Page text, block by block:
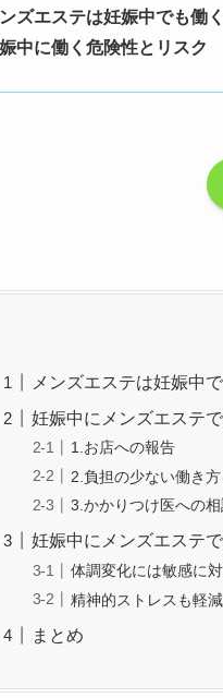
ズエステは妊娠中でも働
中に働く危険性とリスク
メンズエステは妊娠中
妊娠中にメンズエステ
1.お店への報告
2.負担の少ない働き
3.かかりつけ医への相
妊娠中にメンズエステ
体調変化には敏感に
精神的ストレスも軽
まとめ